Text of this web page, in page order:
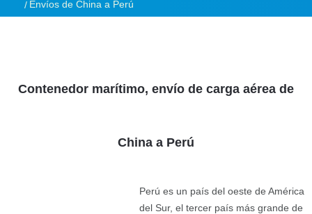
Envíos de China a Perú
Contenedor marítimo, envío de carga aérea de
China a Perú
Perú es un país del oeste de América
del Sur, el tercer país más grande de